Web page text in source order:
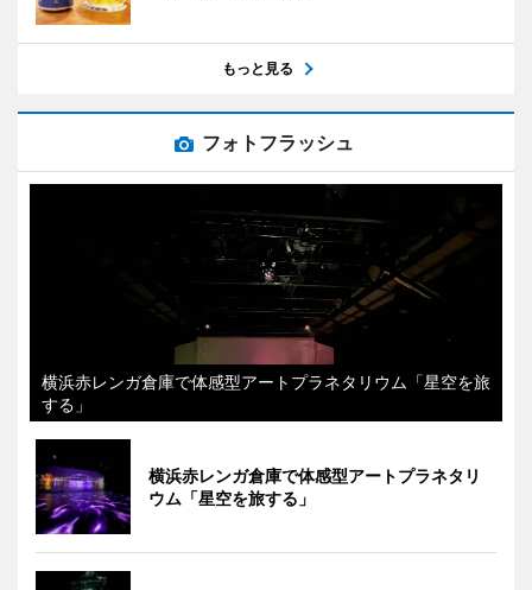
もっと見る
フォトフラッシュ
横浜赤レンガ倉庫で体感型アートプラネタリウム「星空を旅
する」
横浜赤レンガ倉庫で体感型アートプラネタリ
ウム「星空を旅する」